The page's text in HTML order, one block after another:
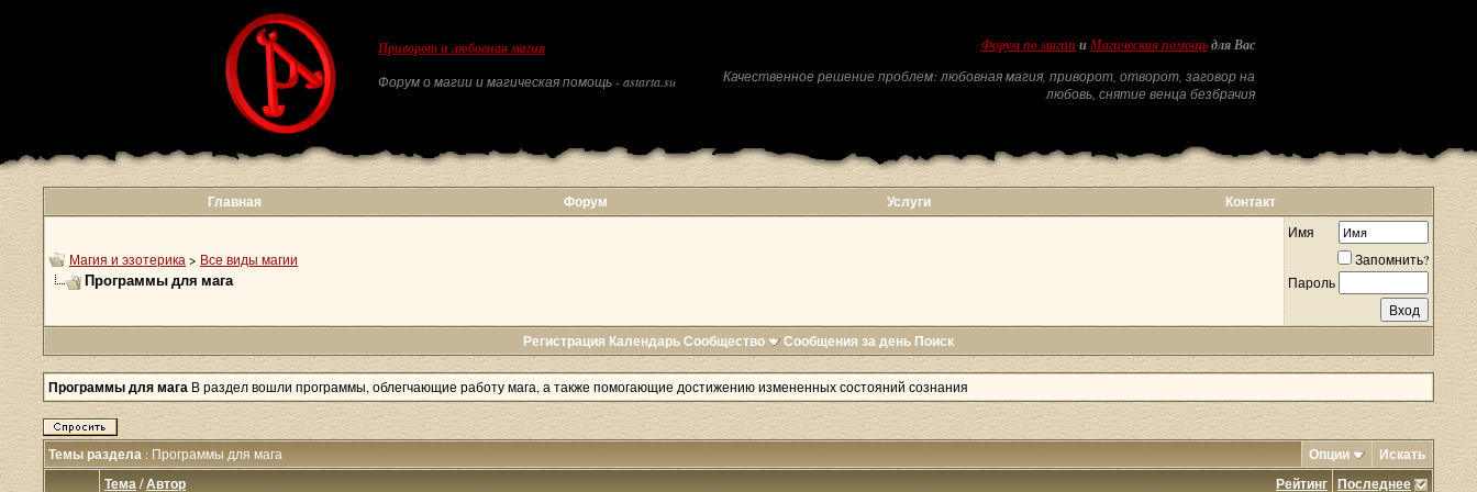
Приворот и любовная магия
Форум о магии и магическая помощь - astarta.su
Форум по магии и Магическая помощь для Вас
Качественное решение проблем: любовная магия, приворот, отворот, заговор на
любовь, снятие венца безбрачия
Главная Форум Услуги Контакт
Магия и эзотерика > Все виды магии
Программы для мага
Имя
Запомнить?
Пароль
Регистрация КалендарьСообщество Сообщения за день Поиск
Программы для мага В раздел вошли программы, облегчающие работу мага, а также помогающие достижению измененных состояний сознания
Темы раздела: Программы для мага Опции
Искать
Рейтинг
Тема/Автор Последнее